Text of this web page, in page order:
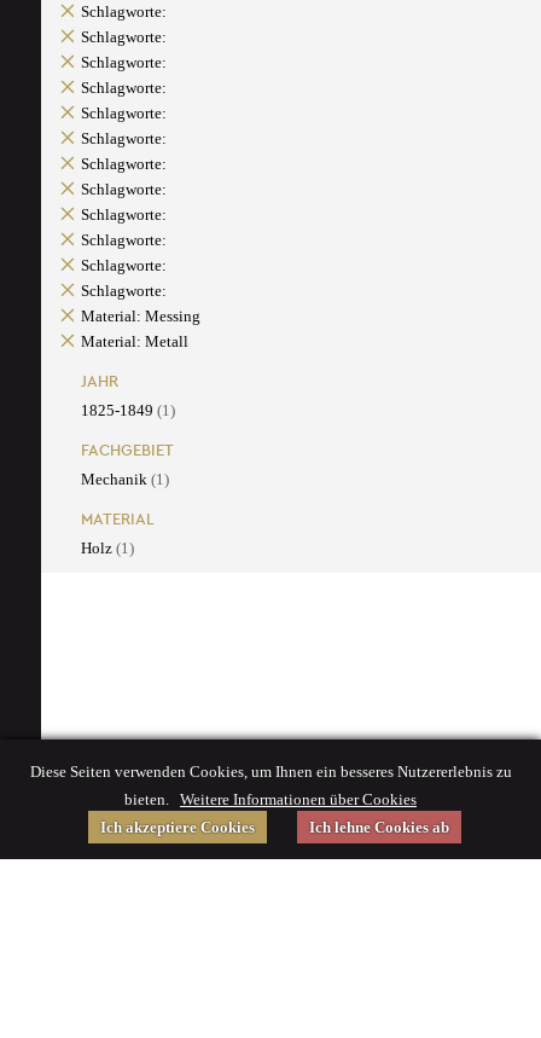
Schlagworte:
Schlagworte:
Schlagworte:
Schlagworte:
Schlagworte:
Schlagworte:
Schlagworte:
Schlagworte:
Schlagworte:
Schlagworte:
Schlagworte:
Schlagworte:
Material: Messing
Material: Metall
JAHR
1825-1849 (1)
FACHGEBIET
Mechanik (1)
MATERIAL
Holz (1)
Diese Seiten verwenden Cookies, um Ihnen ein besseres Nutzererlebnis zu
bieten. Weitere Informationen über Cookies
Ich akzeptiere Cookies
Ich lehne Cookies ab